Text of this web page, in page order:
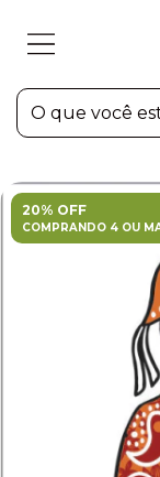
20% OFF
COMPRANDO 4 OU